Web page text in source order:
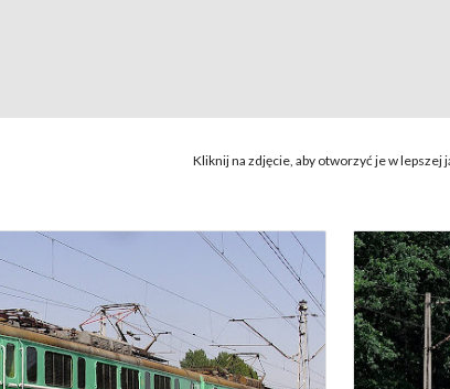
Kliknij na zdjęcie, aby otworzyć je w lepszej